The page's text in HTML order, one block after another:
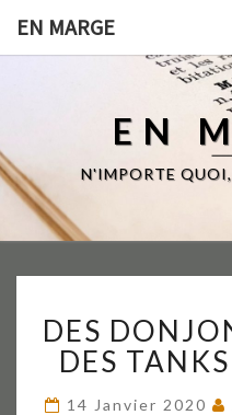
EN MARGE
EN
N'IMPORTE
DES
DES
14 Janvier 2020